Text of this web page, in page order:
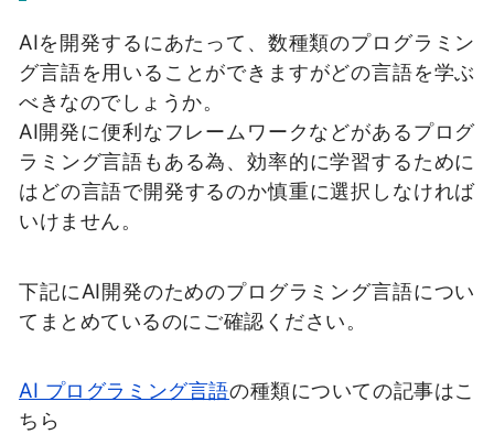
AIを開発するにあたって、数種類のプログラミン
グ言語を用いることができますがどの言語を学ぶ
べきなのでしょうか。
AI開発に便利なフレームワークなどがあるプログ
ラミング言語もある為、効率的に学習するために
はどの言語で開発するのか慎重に選択しなければ
いけません。
下記にAI開発のためのプログラミング言語につい
てまとめているのにご確認ください。
AI プログラミング言語の種類についての記事はこ
ちら